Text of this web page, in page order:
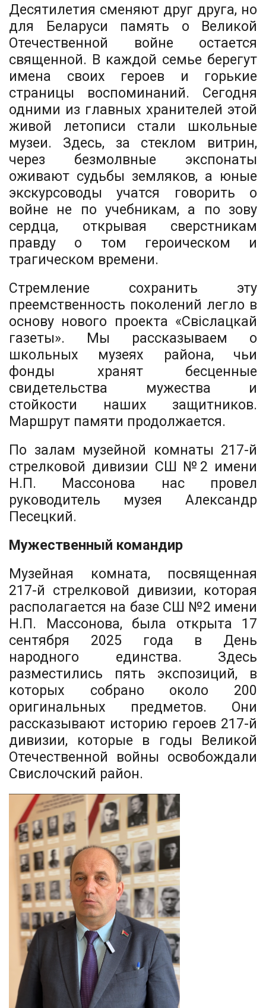
Десятилетия сменяют друг друга, но
для Беларуси память о Великой
Отечественной войне остается
священной. В каждой семье берегут
имена своих героев и горькие
страницы воспоминаний. Сегодня
одними из главных хранителей этой
живой летописи стали школьные
музеи. Здесь, за стеклом витрин,
через безмолвные экспонаты
оживают судьбы земляков, а юные
экскурсоводы учатся говорить о
войне не по учебникам, а по зову
сердца, открывая сверстникам
правду о том героическом и
трагическом времени.
Стремление сохранить эту
преемственность поколений легло в
основу нового проекта «Свiслацкай
газеты». Мы рассказываем о
школьных музеях района, чьи
фонды хранят бесценные
свидетельства мужества и
стойкости наших защитников.
Маршрут памяти продолжается.
По залам музейной комнаты 217-й
стрелковой дивизии СШ №2 имени
Н.П. Массонова нас провел
руководитель музея Александр
Песецкий.
Мужественный командир
Музейная комната, посвященная
217-й стрелковой дивизии, которая
располагается на базе СШ №2 имени
Н.П. Массонова, была открыта 17
сентября 2025 года в День
народного единства. Здесь
разместились пять экспозиций, в
которых собрано около 200
оригинальных предметов. Они
рассказывают историю героев 217-й
дивизии, которые в годы Великой
Отечественной войны освобождали
Свислочский район.